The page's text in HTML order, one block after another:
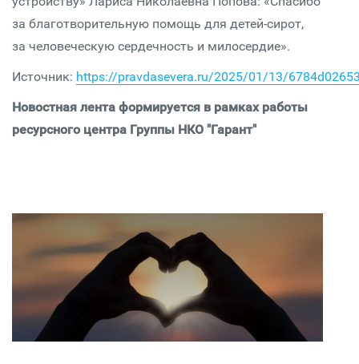
за благотворительную помощь для детей-сирот,
за человеческую сердечность и милосердие».
Источник: https://pravdasevera.ru/2025/01/13/
Новостная лента формируется в рамках работы
ресурсного центра Группы НКО "Гарант"